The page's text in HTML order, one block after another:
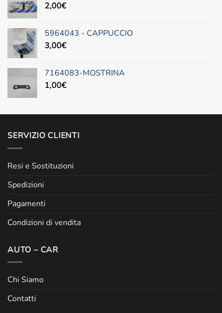
2,00€
5964043 - CAPPUCCIO
3,00€
7164083-MOSTRINA
1,00€
SERVIZIO CLIENTI
Resi e Sostituzioni
Spedizioni
Pagamenti
Condizioni di vendita
AUTO – CAR
Chi Siamo
Contatti